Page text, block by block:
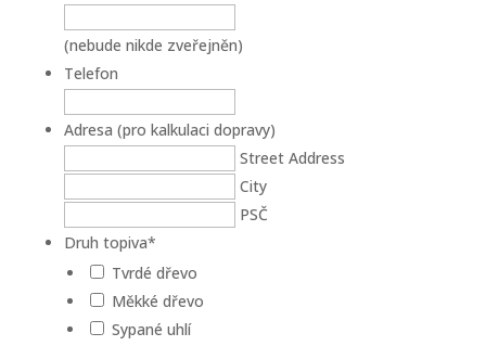
(nebude nikde zveřejněn)
Telefon
Adresa (pro kalkulaci dopravy)
Street Address
City
PSČ
Druh topiva*
Tvrdé dřevo
Měkké dřevo
Sypané uhlí